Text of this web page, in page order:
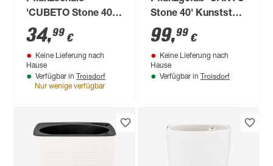
'CUBETO Stone 40'
Kunststoff steingrau
Ø 39,5 x 18,3 cm
34,99 €
Keine Lieferung nach
Hause
Verfügbar in Troisdorf
Nur wenige verfügbar
Stone 40' Kunststoff
graphitschwarz 41 x
41 x 41 cm
99,99 €
Keine Lieferung nach
Hause
Verfügbar in Troisdorf